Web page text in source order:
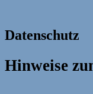
Datenschutz
Hinweise